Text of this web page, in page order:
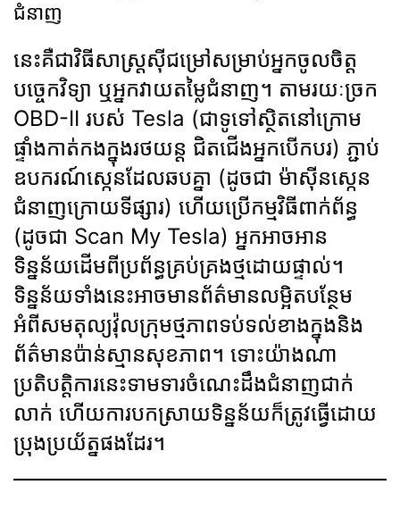
ជំនាញ
នេះគឺជាវិធីសាស្រ្តស៊ីជម្រៅសម្រាប់អ្នកចូលចិត្ត
បច្ចេកវិទ្យា ឬអ្នកវាយតម្លៃជំនាញ។ តាមរយៈច្រក
OBD-II របស់ Tesla (ជាទូទៅស្ថិតនៅក្រោម
ផ្ទាំងកាត់កងក្នុងរថយន្ត ជិតជើងអ្នកបើកបរ) ភ្ជាប់
ឧបករណ៍ស្កេនដែលឆបគ្នា (ដូចជា ម៉ាស៊ីនស្កេន
ជំនាញក្រោយទីផ្សារ) ហើយប្រើកម្មវិធីពាក់ព័ន្ធ
(ដូចជា Scan My Tesla) អ្នកអាចអាន
ទិន្នន័យដើមពីប្រព័ន្ធគ្រប់គ្រងថ្មដោយផ្ទាល់។
ទិន្នន័យទាំងនេះអាចមានព័ត៌មានលម្អិតបន្ថែម
អំពីសមតុល្យវ៉ុលក្រុមថ្មភាពទប់ទល់ខាងក្នុងនិង
ព័ត៌មានប៉ាន់ស្មានសុខភាព។ ទោះយ៉ាងណា
ប្រតិបត្តិការនេះទាមទារចំណេះដឹងជំនាញជាក់
លាក់ ហើយការបកស្រាយទិន្នន័យក៏ត្រូវធ្វើដោយ
ប្រុងប្រយ័ត្នផងដែរ។